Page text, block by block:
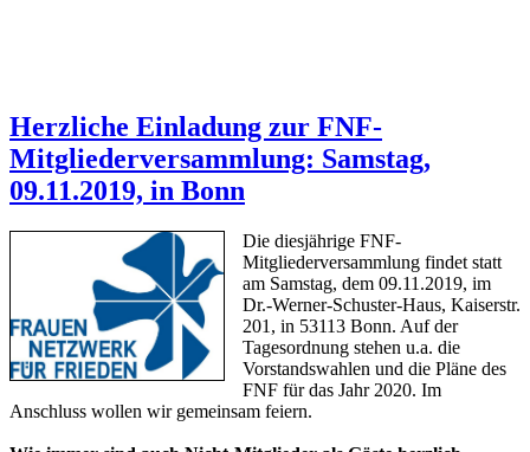
Herzliche Einladung zur FNF-
Mitgliederversammlung: Samstag,
09.11.2019, in Bonn
Die diesjährige FNF-
Mitgliederversammlung findet statt
am Samstag, dem 09.11.2019, im
Dr.-Werner-Schuster-Haus, Kaiserstr.
201, in 53113 Bonn. Auf der
Tagesordnung stehen u.a. die
Vorstandswahlen und die Pläne des
FNF für das Jahr 2020. Im
Anschluss wollen wir gemeinsam feiern.